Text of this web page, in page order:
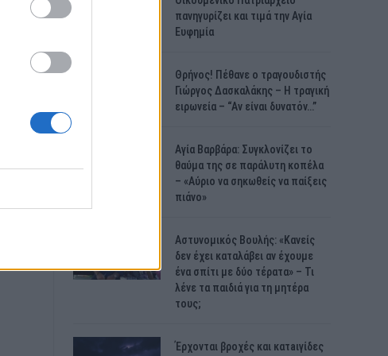
πανηγυρίζει και τιμά την Αγία
Ευφημία
Θρήνος! Πέθανε ο τραγουδιστής
Γιώργος Δασκαλάκης – Η τραγική
ειρωνεία – “Αν είναι δυνατόν…”
Αγία Βαρβάρα: Συγκλονίζει το
θαύμα της σε παράλυτη κοπέλα
– «Αύριο να σηκωθείς να παίξεις
πιάνο»
Αστυνομικός Bουλής: «Κανείς
δεν έχει καταλάβει αν έχουμε
ένα σπίτι με δύο τέρατα» – Τι
λένε τα παιδιά για τη μητέρα
τους;
Έρχονται βροχές και κατaιγίδες